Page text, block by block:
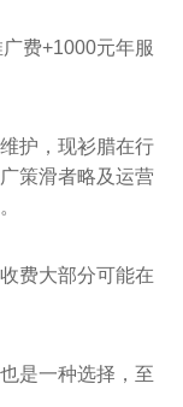
费+1000元年服
护，现衫腊在行
策滑者略及运营
费大部分可能在
是一种选择，至